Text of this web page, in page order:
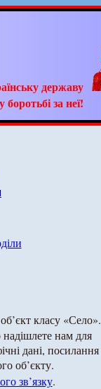
державу
за неї!
класу «Село».
нам для
дані, посилання
об’єкту.
зв’язку.